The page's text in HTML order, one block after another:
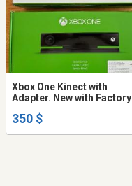
Xbox One Kinect with
Adapter. New with Factory
350 $